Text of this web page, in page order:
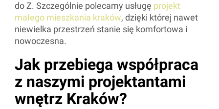
do Z. Szczególnie polecamy usługę projekt
małego mieszkania kraków, dzięki której nawet
niewielka przestrzeń stanie się komfortowa i
nowoczesna.
Jak przebiega współpraca
z naszymi projektantami
wnętrz Kraków?